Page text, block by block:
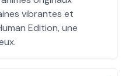
vibrantes et
Edition, une